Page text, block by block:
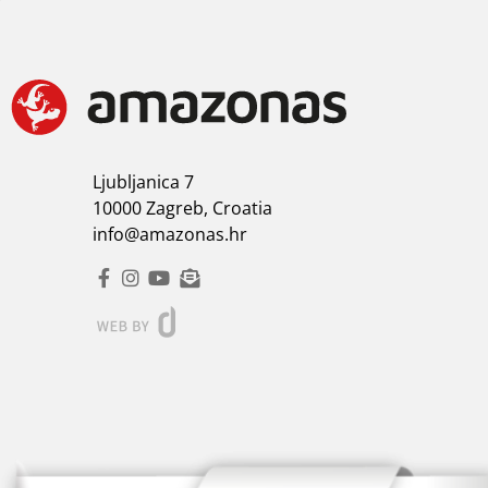
Ljubljanica 7
10000 Zagreb, Croatia
info@amazonas.hr